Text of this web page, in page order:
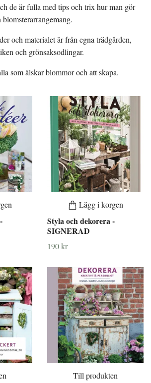
de är fulla med tips och trix hur man gör
och materialet är från egna trädgården,
och grönsaksodlingar.
som älskar blommor och att skapa.
Lägg i korgen
Styla och dekorera -
SIGNERAD
190 kr
Till produkten